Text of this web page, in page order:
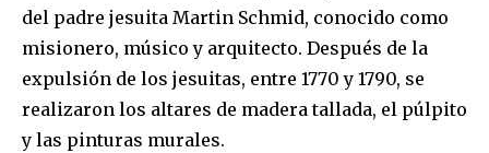
del padre jesuita Martin Schmid, conocido como
misionero, músico y arquitecto. Después de la
expulsión de los jesuitas, entre 1770 y 1790, se
realizaron los altares de madera tallada, el púlpito
y las pinturas murales.